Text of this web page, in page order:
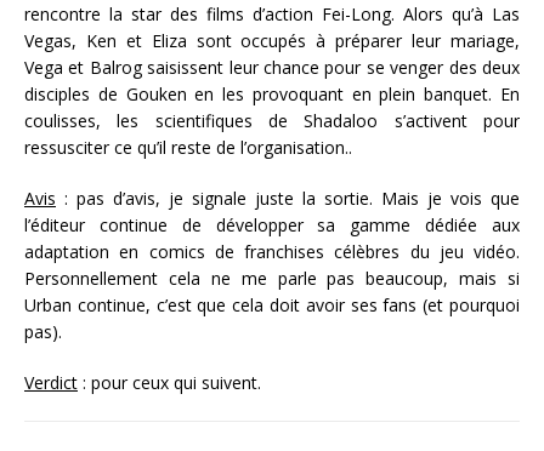
rencontre la star des films d’action Fei-Long. Alors qu’à Las
Vegas, Ken et Eliza sont occupés à préparer leur mariage,
Vega et Balrog saisissent leur chance pour se venger des deux
disciples de Gouken en les provoquant en plein banquet. En
coulisses, les scientifiques de Shadaloo s’activent pour
ressusciter ce qu’il reste de l’organisation..
Avis : pas d’avis, je signale juste la sortie. Mais je vois que
l’éditeur continue de développer sa gamme dédiée aux
adaptation en comics de franchises célèbres du jeu vidéo.
Personnellement cela ne me parle pas beaucoup, mais si
Urban continue, c’est que cela doit avoir ses fans (et pourquoi
pas).
Verdict : pour ceux qui suivent.